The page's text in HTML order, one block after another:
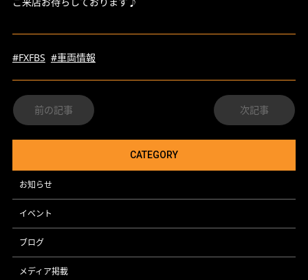
#FXFBS #車両情報
前の記事 次記事
CATEGORY
お知らせ
イベント
ブログ
メディア掲載